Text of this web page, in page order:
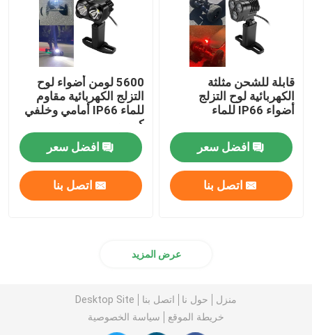
قابلة للشحن مثلثة
الكهربائية لوح التزلج
أضواء IP66 للماء
افضل سعر
اتصل بنا
5600 لومن أضواء لوح
التزلج الكهربائية مقاوم
للماء IP66 أمامي وخلفي
كومبو
افضل سعر
اتصل بنا
عرض المزيد
منزل حول نا اتصل بنا
Desktop Site
خريطة الموقع
سياسة الخصوصية